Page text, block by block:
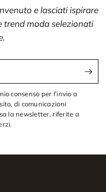
e lasciati ispirare
trend moda selezionati
consenso per l’invio a
di comunicazioni
la newsletter, riferite a